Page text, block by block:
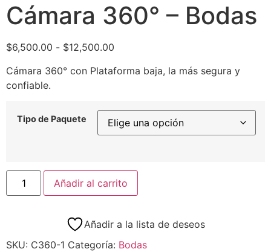
Cámara 360° – Bodas
$6,500.00 - $12,500.00
Cámara 360° con Plataforma baja, la más segura y
confiable.
Tipo de Paquete
Añadir al carrito
Añadir a la lista de deseos
SKU: C360-1 Categoría: Bodas